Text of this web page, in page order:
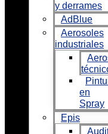
y derrames
AdBlue
Aerosoles
industriales
en
Spray
Epis